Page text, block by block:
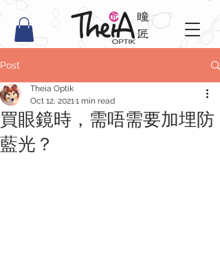
Post
買眼鏡時，需唔需要加埋防
藍光？
Theia Optik
Oct 12, 20211 min read